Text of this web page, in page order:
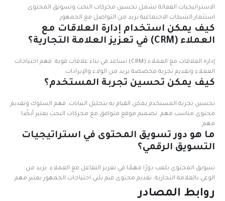
الاستراتيجيات الفعالة تشمل تحسين محركات البحث وتسويق المحتوى.
استثمار الشبكات الاجتماعية يزيد من التواصل مع الجمهور.
كيف يمكن استخدام إدارة العلاقات مع
العملاء (CRM) في تعزيز العلامة التجارية؟
إدارة العلاقات مع العملاء (CRM) تساعد في بناء علاقات قوية. فهم احتياجات
العملاء وتقديم تجربة مخصصة يزيد من الولاء والإيرادات.
كيف يمكن تحسين تجربة المستخدم؟
تحسين تجربة المستخدم يمكن القيام به بتحليل البيانات. فهم السلوك وتقديم
محتوى مناسب مهم. تصميم موقع متوافق مع محركات البحث يعتبر أيضًا
مهم.
ما هو دور تسويق المحتوى في استراتيجيات
التسويق الرقمي؟
تسويق المحتوى يلعب دورًا مهمًا في تعزيز التفاعل مع العملاء. يزيد من
الوعي بالعلامة التجارية. تقديم محتوى قيم يلبي احتياجات الجمهور يعتبر مهم.
روابط المصادر